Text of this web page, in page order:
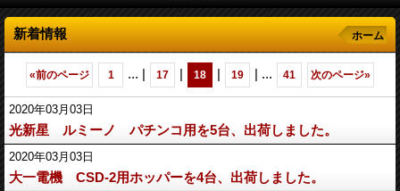
新着情報 ホーム
«前のページ 1 ... | 17 | 18 | 19 | ... 41 次のページ»
2020年03月03日
光新星 ルミーノ パチンコ用を5台、出荷しました。
2020年03月03日
大一電機 CSD-2用ホッパーを4台、出荷しました。